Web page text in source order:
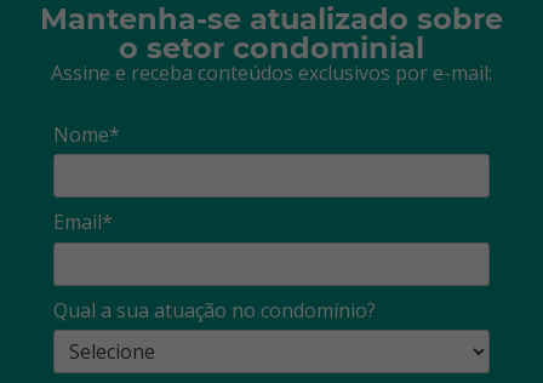
Mantenha-se atualizado sobre
o setor condominial
Assine e receba conteúdos exclusivos por e-mail:
Nome*
Email*
Qual a sua atuação no condomínio?